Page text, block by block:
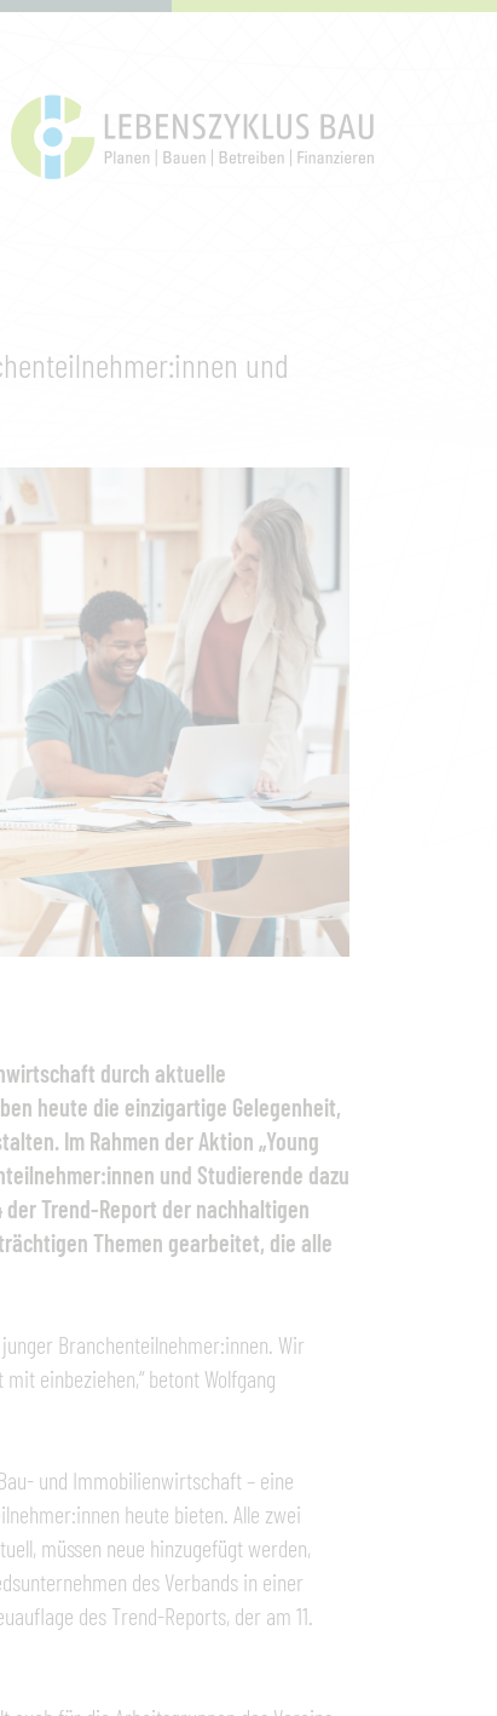
und
durch aktuelle
heute die einzigartige Gelegenheit,
Im Rahmen der Aktion „Young
und Studierende dazu
Trend-Report der nachhaltigen
Themen gearbeitet, die alle
Branchenteilnehmer:innen. Wir
einbeziehen,“ betont Wolfgang
und Immobilienwirtschaft – eine
heute bieten. Alle zwei
müssen neue hinzugefügt werden,
des Verbands in einer
des Trend-Reports, der am 11.